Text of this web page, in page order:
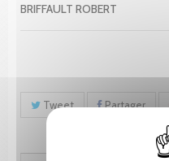
BRIFFAULT ROBERT
Tweet Partager